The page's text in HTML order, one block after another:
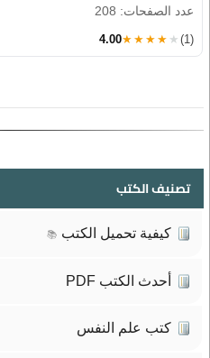
عدد الصفحات: 208
4.00★★★★★ (1)
تصنيف الكتب
كيفية تحميل الكتب 📚
أحدث الكتب PDF
كتب علم النفس